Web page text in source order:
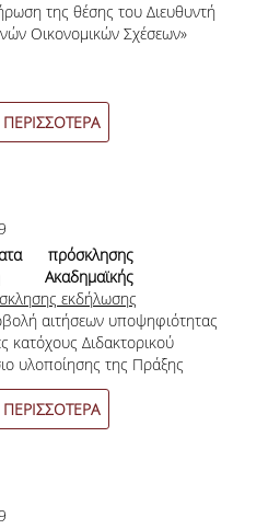
ΕΠΙΛΟΓΗΣ ΑΠΟ ΑΛΛΑ
ΣΠΟΥΔΩΝ
ΕΡΓΑΣΙΑ
ΠΛΗΡΟΦΟΡΙΕΣ
ΓΙΑ ΤΗ ΣΥΜΜΕΤΟΧΗ
«ΣΕΜΙΝΑΡΙΟ ΚΑΙ
ΕΡΓΑΣΙΑ»
«Διεθνών
Σχέσεων»
της θέσης του Διευθυντή
Οικονομικών Σχέσεων»
ΠΕΡΙΣΣΟΤΕΡΑ
πρόσκλησης
Ακαδημαϊκής
Εμπειρίας σε
Κατόχους
2019 – 2020
Πανεπιστήμιο
εκδήλωσης
αιτήσεων υποψηφιότητας
κατόχους Διδακτορικού
υλοποίησης της Πράξης
Διδακτικής Εμπειρίας σε
Διδακτορικού 2019 –
Αθηνών» και
ΠΕΡΙΣΣΟΤΕΡΑ